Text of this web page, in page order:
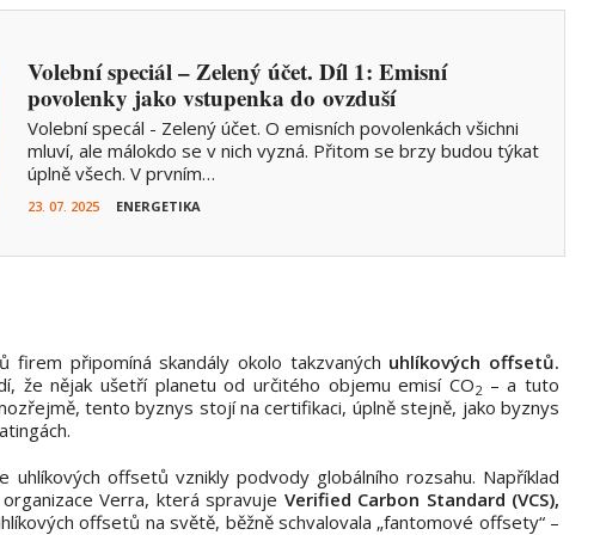
Volební speciál – Zelený účet. Díl 1: Emisní
povolenky jako vstupenka do ovzduší
Volební specál - Zelený účet. O emisních povolenkách všichni
mluví, ale málokdo se v nich vyzná. Přitom se brzy budou týkat
úplně všech. V prvním…
23. 07. 2025 ENERGETIKA
firem připomíná skandály okolo takzvaných uhlíkových offsetů.
že nějak ušetří planetu od určitého objemu emisí CO2 – a tuto
tento byznys stojí na certifikaci, úplně stejně, jako byznys
uhlíkových offsetů vznikly podvody globálního rozsahu. Například
Verra, která spravuje Verified Carbon Standard (VCS),
offsetů na světě, běžně schvalovala „fantomové offsety“ –